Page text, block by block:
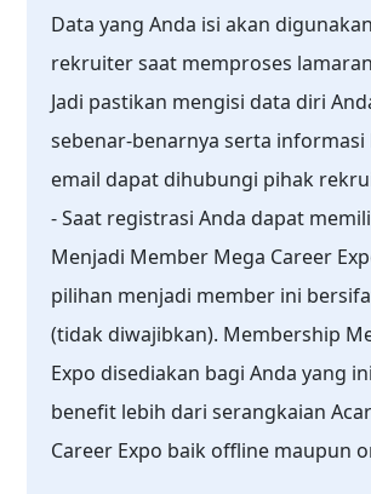
Data yang Anda isi akan
rekruiter saat memproses
Jadi pastikan mengisi data diri
sebenar-benarnya serta
email dapat dihubungi pihak
- Saat registrasi Anda dapat
Menjadi Member Mega Career
pilihan menjadi member ini
(tidak diwajibkan). Membership
Expo disediakan bagi Anda yang
benefit lebih dari serangkaian
Career Expo baik offline maupun